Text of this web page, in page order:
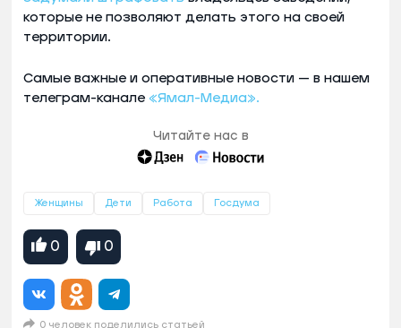
которые не позволяют делать этого на своей
территории.
Самые важные и оперативные новости — в нашем
телеграм-канале «Ямал-Медиа».
Читайте нас в
Женщины Дети Работа Госдума
0 0
0 человек поделились статьей